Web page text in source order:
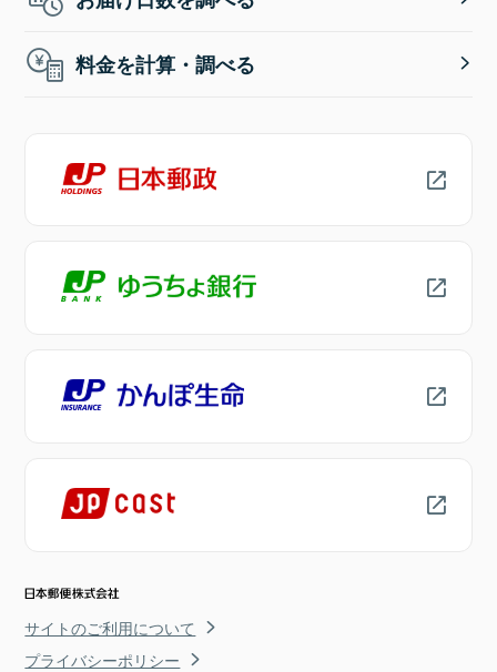
料金を計算・調べる
サイトのご利用について
プライバシーポリシー